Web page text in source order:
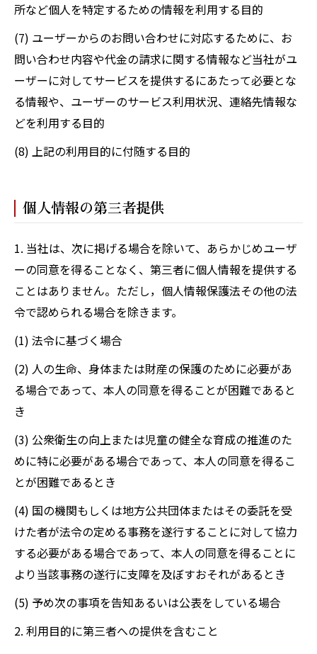
所など個人を特定するための情報を利用する目的
(7) ユーザーからのお問い合わせに対応するために、お
問い合わせ内容や代金の請求に関する情報など当社がユ
ーザーに対してサービスを提供するにあたって必要とな
る情報や、ユーザーのサービス利用状況、連絡先情報な
どを利用する目的
(8) 上記の利用目的に付随する目的
個人情報の第三者提供
1. 当社は、次に掲げる場合を除いて、あらかじめユーザ
ーの同意を得ることなく、第三者に個人情報を提供する
ことはありません。ただし，個人情報保護法その他の法
令で認められる場合を除きます。
(1) 法令に基づく場合
(2) 人の生命、身体または財産の保護のために必要があ
る場合であって、本人の同意を得ることが困難であると
き
(3) 公衆衛生の向上または児童の健全な育成の推進のた
めに特に必要がある場合であって、本人の同意を得るこ
とが困難であるとき
(4) 国の機関もしくは地方公共団体またはその委託を受
けた者が法令の定める事務を遂行することに対して協力
する必要がある場合であって、本人の同意を得ることに
より当該事務の遂行に支障を及ぼすおそれがあるとき
(5) 予め次の事項を告知あるいは公表をしている場合
2. 利用目的に第三者への提供を含むこと